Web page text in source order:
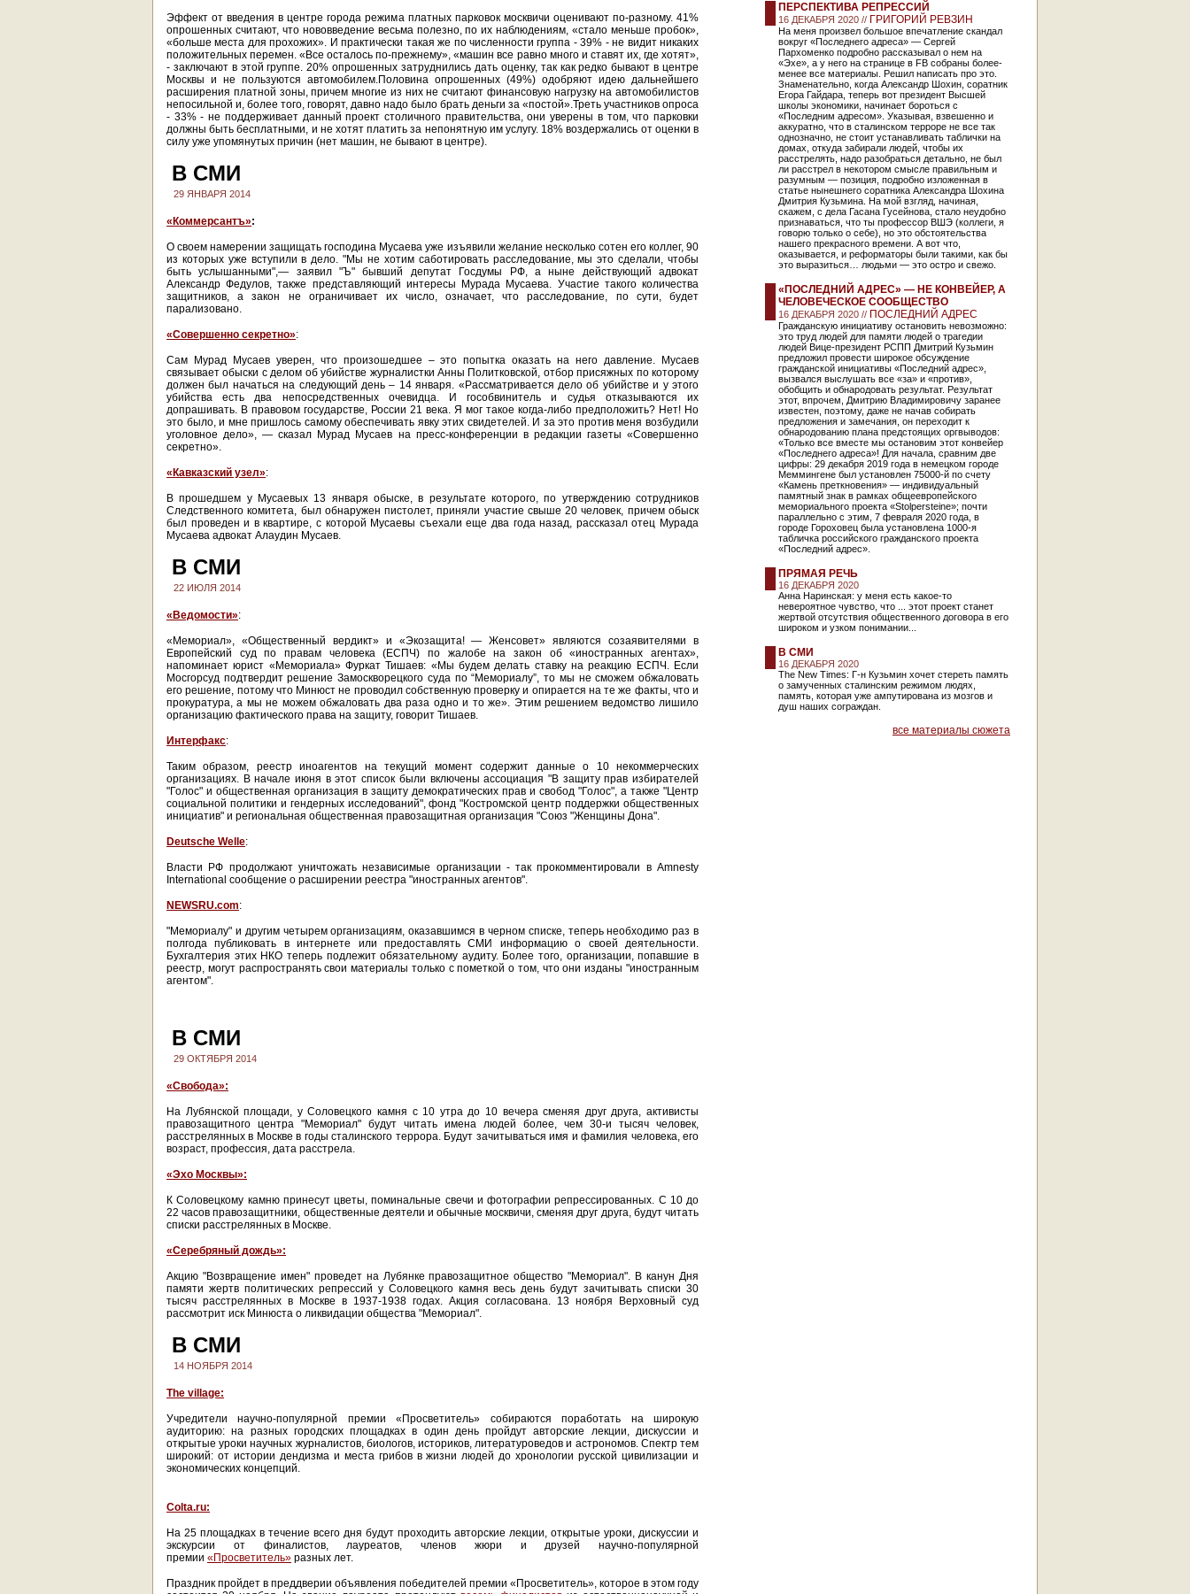
Эффект от введения в центре города режима платных парковок москвичи оценивают по-разному. 41%
опрошенных считают, что нововведение весьма полезно, по их наблюдениям, «стало меньше пробок»,
«больше места для прохожих». И практически такая же по численности группа - 39% - не видит никаких
положительных перемен. «Все осталось по-прежнему», «машин все равно много и ставят их, где хотят»,
- заключают в этой группе. 20% опрошенных затруднились дать оценку, так как редко бывают в центре
Москвы и не пользуются автомобилем.Половина опрошенных (49%) одобряют идею дальнейшего
расширения платной зоны, причем многие из них не считают финансовую нагрузку на автомобилистов
непосильной и, более того, говорят, давно надо было брать деньги за «постой».Треть участников опроса
- 33% - не поддерживает данный проект столичного правительства, они уверены в том, что парковки
должны быть бесплатными, и не хотят платить за непонятную им услугу. 18% воздержались от оценки в
силу уже упомянутых причин (нет машин, не бывают в центре).
В СМИ
29 ЯНВАРЯ 2014
«Коммерсантъ»:
О своем намерении защищать господина Мусаева уже изъявили желание несколько сотен его коллег, 90
из которых уже вступили в дело. "Мы не хотим саботировать расследование, мы это сделали, чтобы
быть услышанными",— заявил "Ъ" бывший депутат Госдумы РФ, а ныне действующий адвокат
Александр Федулов, также представляющий интересы Мурада Мусаева. Участие такого количества
защитников, а закон не ограничивает их число, означает, что расследование, по сути, будет
парализовано.
«Совершенно секретно»:
Сам Мурад Мусаев уверен, что произошедшее – это попытка оказать на него давление. Мусаев
связывает обыски с делом об убийстве журналистки Анны Политковской, отбор присяжных по которому
должен был начаться на следующий день – 14 января. «Рассматривается дело об убийстве и у этого
убийства есть два непосредственных очевидца. И гособвинитель и судья отказываются их
допрашивать. В правовом государстве, России 21 века. Я мог такое когда-либо предположить? Нет! Но
это было, и мне пришлось самому обеспечивать явку этих свидетелей. И за это против меня возбудили
уголовное дело», — сказал Мурад Мусаев на пресс-конференции в редакции газеты «Совершенно
секретно».
«Кавказский узел»:
В прошедшем у Мусаевых 13 января обыске, в результате которого, по утверждению сотрудников
Следственного комитета, был обнаружен пистолет, приняли участие свыше 20 человек, причем обыск
был проведен и в квартире, с которой Мусаевы съехали еще два года назад, рассказал отец Мурада
Мусаева адвокат Алаудин Мусаев.
В СМИ
22 ИЮЛЯ 2014
«Ведомости»:
«Мемориал», «Общественный вердикт» и «Экозащита! — Женсовет» являются созаявителями в
Европейский суд по правам человека (ЕСПЧ) по жалобе на закон об «иностранных агентах»,
напоминает юрист «Мемориала» Фуркат Тишаев: «Мы будем делать ставку на реакцию ЕСПЧ. Если
Мосгорсуд подтвердит решение Замоскворецкого суда по “Мемориалу”, то мы не сможем обжаловать
его решение, потому что Минюст не проводил собственную проверку и опирается на те же факты, что и
прокуратура, а мы не можем обжаловать два раза одно и то же». Этим решением ведомство лишило
организацию фактического права на защиту, говорит Тишаев.
Интерфакс:
Таким образом, реестр иноагентов на текущий момент содержит данные о 10 некоммерческих
организациях. В начале июня в этот список были включены ассоциация "В защиту прав избирателей
"Голос" и общественная организация в защиту демократических прав и свобод "Голос", а также "Центр
социальной политики и гендерных исследований", фонд "Костромской центр поддержки общественных
инициатив" и региональная общественная правозащитная организация "Союз "Женщины Дона".
Deutsche Welle:
Власти РФ продолжают уничтожать независимые организации - так прокомментировали в Amnesty
International сообщение о расширении реестра "иностранных агентов".
NEWSRU.com:
"Мемориалу" и другим четырем организациям, оказавшимся в черном списке, теперь необходимо раз в
полгода публиковать в интернете или предоставлять СМИ информацию о своей деятельности.
Бухгалтерия этих НКО теперь подлежит обязательному аудиту. Более того, организации, попавшие в
реестр, могут распространять свои материалы только с пометкой о том, что они изданы "иностранным
агентом".
В СМИ
29 ОКТЯБРЯ 2014
«Свобода»:
На Лубянской площади, у Соловецкого камня с 10 утра до 10 вечера сменяя друг друга, активисты
правозащитного центра "Мемориал" будут читать имена людей более, чем 30-и тысяч человек,
расстрелянных в Москве в годы сталинского террора. Будут зачитываться имя и фамилия человека, его
возраст, профессия, дата расстрела.
«Эхо Москвы»:
К Соловецкому камню принесут цветы, поминальные свечи и фотографии репрессированных. С 10 до
22 часов правозащитники, общественные деятели и обычные москвичи, сменяя друг друга, будут читать
списки расстрелянных в Москве.
«Серебряный дождь»:
Акцию "Возвращение имен" проведет на Лубянке правозащитное общество "Мемориал". В канун Дня
памяти жертв политических репрессий у Соловецкого камня весь день будут зачитывать списки 30
тысяч расстрелянных в Москве в 1937-1938 годах. Акция согласована. 13 ноября Верховный суд
рассмотрит иск Минюста о ликвидации общества "Мемориал".
В СМИ
14 НОЯБРЯ 2014
The village:
Учредители научно-популярной премии «Просветитель» собираются поработать на широкую
аудиторию: на разных городских площадках в один день пройдут авторские лекции, дискуссии и
открытые уроки научных журналистов, биологов, историков, литературоведов и астрономов. Спектр тем
широкий: от истории дендизма и места грибов в жизни людей до хронологии русской цивилизации и
экономических концепций.
Colta.ru:
На 25 площадках в течение всего дня будут проходить авторские лекции, открытые уроки, дискуссии и
экскурсии от финалистов, лауреатов, членов жюри и друзей научно-популярной
премии «Просветитель» разных лет.
Праздник пройдет в преддверии объявления победителей премии «Просветитель», которое в этом году
ПЕРСПЕКТИВА РЕПРЕССИЙ
16 ДЕКАБРЯ 2020 // ГРИГОРИЙ РЕВЗИН
На меня произвел большое впечатление скандал
вокруг «Последнего адреса» — Сергей
Пархоменко подробно рассказывал о нем на
«Эхе», а у него на странице в FB собраны более-
менее все материалы. Решил написать про это.
Знаменательно, когда Александр Шохин, соратник
Егора Гайдара, теперь вот президент Высшей
школы экономики, начинает бороться с
«Последним адресом». Указывая, взвешенно и
аккуратно, что в сталинском терроре не все так
однозначно, не стоит устанавливать таблички на
домах, откуда забирали людей, чтобы их
расстрелять, надо разобраться детально, не был
ли расстрел в некотором смысле правильным и
разумным — позиция, подробно изложенная в
статье нынешнего соратника Александра Шохина
Дмитрия Кузьмина. На мой взгляд, начиная,
скажем, с дела Гасана Гусейнова, стало неудобно
признаваться, что ты профессор ВШЭ (коллеги, я
говорю только о себе), но это обстоятельства
нашего прекрасного времени. А вот что,
оказывается, и реформаторы были такими, как бы
это выразиться… людьми — это остро и свежо.
«ПОСЛЕДНИЙ АДРЕС» — НЕ КОНВЕЙЕР, А
ЧЕЛОВЕЧЕСКОЕ СООБЩЕСТВО
16 ДЕКАБРЯ 2020 // ПОСЛЕДНИЙ АДРЕС
Гражданскую инициативу остановить невозможно:
это труд людей для памяти людей о трагедии
людей Вице-президент РСПП Дмитрий Кузьмин
предложил провести широкое обсуждение
гражданской инициативы «Последний адрес»,
вызвался выслушать все «за» и «против»,
обобщить и обнародовать результат. Результат
этот, впрочем, Дмитрию Владимировичу заранее
известен, поэтому, даже не начав собирать
предложения и замечания, он переходит к
обнародованию плана предстоящих оргвыводов:
«Только все вместе мы остановим этот конвейер
«Последнего адреса»! Для начала, сравним две
цифры: 29 декабря 2019 года в немецком городе
Меммингене был установлен 75000-й по счету
«Камень преткновения» — индивидуальный
памятный знак в рамках общеевропейского
мемориального проекта «Stolpersteine»; почти
параллельно с этим, 7 февраля 2020 года, в
городе Гороховец была установлена 1000-я
табличка российского гражданского проекта
«Последний адрес».
ПРЯМАЯ РЕЧЬ
16 ДЕКАБРЯ 2020
Анна Наринская: у меня есть какое-то
невероятное чувство, что ... этот проект станет
жертвой отсутствия общественного договора в его
широком и узком понимании...
В СМИ
16 ДЕКАБРЯ 2020
The New Times: Г-н Кузьмин хочет стереть память
о замученных сталинским режимом людях,
память, которая уже ампутирована из мозгов и
душ наших сограждан.
все материалы сюжета